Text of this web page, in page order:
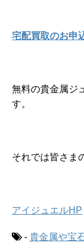
宅配買取のお申
無料の貴金属ジ
す。
それでは皆さま
アイジュエルHP
- 貴金属や宝